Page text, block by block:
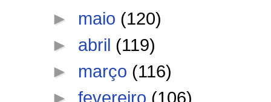
► maio (120)
► abril (119)
► março (116)
►fevereiro (106)